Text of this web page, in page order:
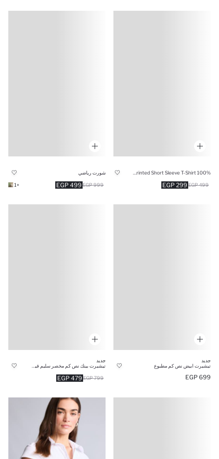
299 EGP 499 EGP
شورت رياضي
499 EGP 999 EGP
+1
جديد
تيشيرت ابيض نص كم مطبوع
699 EGP
جديد
479 EGP 799 EGP